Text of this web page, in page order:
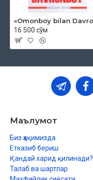
16 500 сўм
Маълумот
Биз ҳақимизда
Етказиб бериш
Қандай харид қилинади?
Талаб ва шартлар